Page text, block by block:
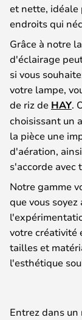
et nette, idéale
endroits qui
Grâce à notre
d'éclairage
si vous
votre lampe,
de riz de HAY.
choisissant un
la pièce une
d'aération,
s'accorde avec
Notre gamme
que vous
votre créativité
tailles et
l'esthétique
Entrez dans